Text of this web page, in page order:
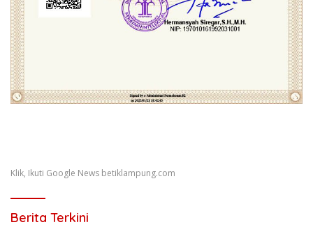
Klik, Ikuti Google News betiklampung.com
Berita Terkini